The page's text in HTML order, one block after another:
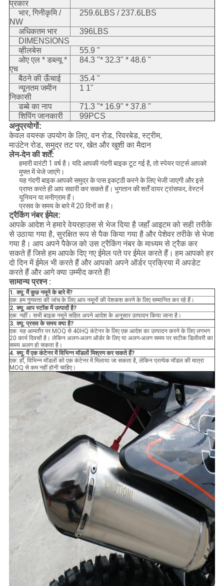
प्रकार
भार, गिनीकृमि /
NW
259.6LBS / 237.6LBS
अधिकतम भार
396LBS
DIMENSIONS
व्हीलबेस
55.9 "
ओए एल * डब्ल्यू *
एच
84.3 "* 32.3" * 48.6 "
बैठने की ऊँचाई
35.4 "
न्यूनतम जमीन
निकासी
1 1"
डब्बे का नाप
71.3 "* 16.9" * 37.8 "
शिपिंग जानकारी
99PCS
अनुप्रयोगों:
केवल वयस्क उपयोग के लिए, वन रोड, रिवरबेड, स्ट्रीम,
माउंटेन रोड, समुद्र तट पर, खेत और खुशी का मैदान
लेन-देन की शर्तें:
हमारी वारंटी 1 वर्ष है। यदि आपकी गंदगी बाइक टूट गई है, तो स्पेयर पार्ट्स आपको
मुफ्त में भेजे जाएंगे।
यह गंदगी बाइक आपको समुद्र के पास इकट्ठी करने के लिए भेजी जाएगी और इसे
प्राप्त करते ही आप सवारी कर सकते हैं। भुगतान की शर्तें वायर ट्रांसफर, वेस्टर्न
यूनियन या मनीग्राम हैं।
प्रसव के समय के बारे में 20 दिनों का है।
ट्रैकिंग नंबर ईमेल:
आपके आदेश ने हमारे वेयरहाउस से भेज दिया है जहाँ आइटम को सही तरीके
से उठाया गया है, सुरक्षित रूप से पैक किया गया है और पेशेवर तरीके से भेजा
गया है। आप अपने पैकेज को उस ट्रैकिंग नंबर के माध्यम से ट्रैक कर
सकते हैं जिसे हम आपके दिए गए ईमेल पते पर ईमेल करते हैं। हम आपको हर
दो दिन में ईमेल भी करते हैं और आपको अपने ऑर्डर प्रक्रिया में अपडेट
करते हैं और आगे क्या उम्मीद करते हैं!
सामान्य प्रश्न:
1. क्यू: मैं कुछ नमूने के बारे में?
एक: हम गुणवत्ता की जांच के लिए आप नमूनों की पेशकश करने के लिए सम्मानित कर रहे हैं।
2. क्यू: आप स्टॉक में उत्पादों है?
एक: नहीं। सभी बाइक नमूने सहित अपने आदेश के अनुसार उत्पादन किया जाना है।
3. क्यू: प्रसव के समय क्या है?
एक: यह आमतौर पर MOQ से 40HQ कंटेनर के लिए एक आदेश का उत्पादन करने के लिए लगभग
20 कार्य दिवसों है। लेकिन अलग-अलग ऑर्डर के लिए या अलग-अलग समय पर सटीक डिलीवरी का
समय अलग हो सकता है।
4. क्यू: मैं एक कंटेनर में विभिन्न मॉडलों मिश्रण कर सकते हैं?
एक: हाँ, विभिन्न मॉडलों को एक कंटेनर में मिलाया जा सकता है, लेकिन प्रत्येक मॉडल की मात्रा
MOQ से कम नहीं होनी चाहिए।